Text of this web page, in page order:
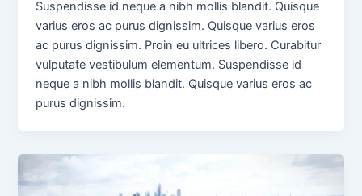
Suspendisse id neque a nibh mollis blandit. Quisque
varius eros ac purus dignissim. Quisque varius eros
ac purus dignissim. Proin eu ultrices libero. Curabitur
vulputate vestibulum elementum. Suspendisse id
neque a nibh mollis blandit. Quisque varius eros ac
purus dignissim.